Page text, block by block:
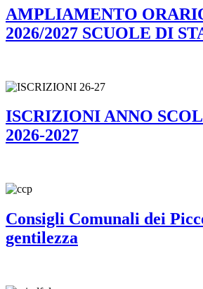
AMPLIAMENTO
2026/2027 SCUOLE DI
ISCRIZIONI ANNO
2026-2027
Consigli Comunali dei
gentilezza